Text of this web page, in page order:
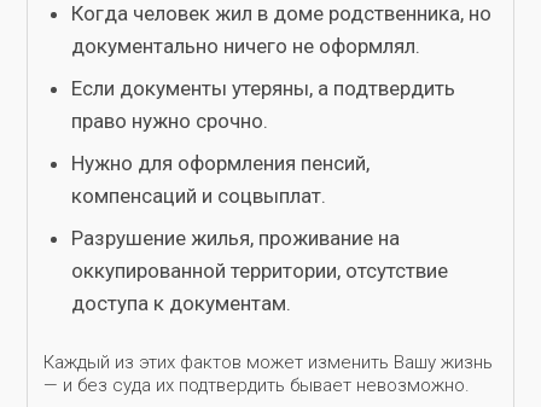
Когда человек жил в доме родственника, но
документально ничего не оформлял.
Если документы утеряны, а подтвердить
право нужно срочно.
Нужно для оформления пенсий,
компенсаций и соцвыплат.
Разрушение жилья, проживание на
оккупированной территории, отсутствие
доступа к документам.
Каждый из этих фактов может изменить Вашу жизнь
— и без суда их подтвердить бывает невозможно.